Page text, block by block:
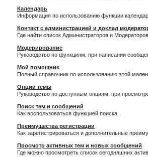
Календарь
Информация по использованию функции
Контакт с администрацией и доклад
Где найти список Администраторов и
Модерирование
Руководство по функциям, при написании
Мой помощник
Полный справочник по использованию этой
Опции темы
Руководство по доступным опциям, при
Поиск тем и сообщений
Как воспользоваться функцией поиска.
Преимущества регистрации
Как зарегистрироваться и дополнительные
Просмотр активных тем и новых сообщений
Где можно просмотреть список сегодняшних